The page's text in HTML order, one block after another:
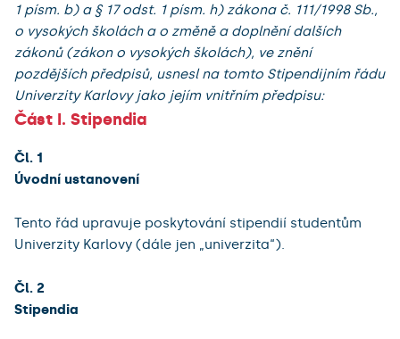
1 písm. b) a § 17 odst. 1 písm. h) zákona č. 111/1998 Sb.,
o vysokých školách a o změně a doplnění dalších
zákonů (zákon o vysokých školách), ve znění
pozdějších předpisů, usnesl na tomto Stipendijním řádu
Univerzity Karlovy jako jejím vnitřním předpisu:
Část I. Stipendia
Čl. 1
Úvodní ustanovení
Tento řád upravuje poskytování stipendií studentům
Univerzity Karlovy (dále jen „univerzita“).
Čl. 2
Stipendia